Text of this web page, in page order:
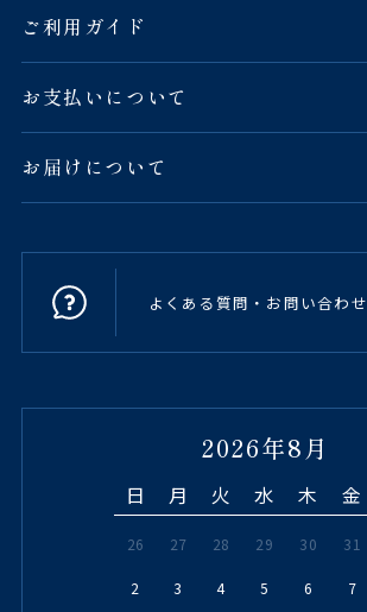
ご利用ガイド
お支払いについて
お届けについて
よくある質問・お問い合わせ
2026年8月
日 月 火 水 木 金
26 27 28 29 30 31
2 3 4 5 6 7